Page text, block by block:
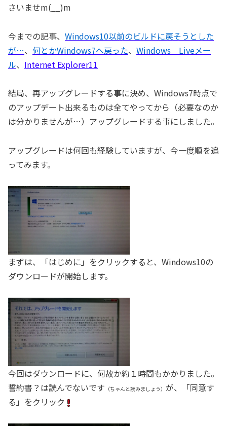
さいませm(__)m
今までの記事、 Windows10以前のビルドに戻そうとした
が…、 何とかWindows7へ戻った、 Windows Liveメー
ル、 Internet Explorer11
結局、再アップグレードする事に決め、Windows7時点で
のアップデート出来るものは全てやってから（必要なのか
は分かりませんが…）アップグレードする事にしました。
アップグレードは何回も経験していますが、今一度順を追
ってみます。
まずは、「はじめに」をクリックすると、Windows10の
ダウンロードが開始します。
今回はダウンロードに、何故か約１時間もかかりました。
誓約書？は読んでないです （ちゃんと読みましょう） が、「同意す
る」をクリック